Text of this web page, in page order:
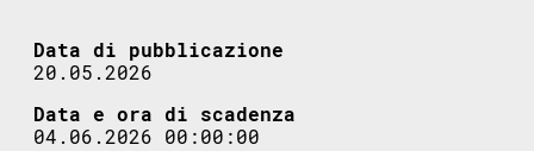
Data di pubblicazione
20.05.2026
Data e ora di scadenza
04.06.2026 00:00:00